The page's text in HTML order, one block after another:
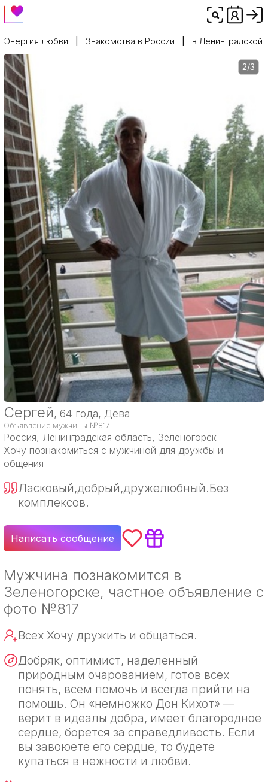
Энергия любви Знакомства в России в Ленинградской
2/3
Сергей, 64 года, Дева
Объявление мужчины №817
Россия, Ленинградская область, Зеленогорск
Хочу познакомиться с мужчиной для дружбы и
общения
Ласковый,добрый,дружелюбный.Без
комплексов.
Написать сообщение
Мужчина познакомится в
Зеленогорске, частное объявление с
фото №817
Всех Хочу дружить и общаться.
Добряк, оптимист, наделенный
природным очарованием, готов всех
понять, всем помочь и всегда прийти на
помощь. Он «немножко Дон Кихот» —
верит в идеалы добра, имеет благородное
сердце, борется за справедливость. Если
вы завоюете его сердце, то будете
купаться в нежности и любви.